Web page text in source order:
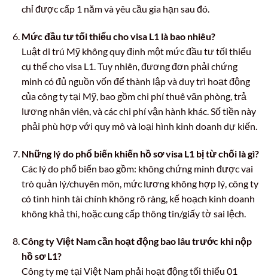
chỉ được cấp 1 năm và yêu cầu gia hạn sau đó.
Mức đầu tư tối thiểu cho visa L1 là bao nhiêu?
Luật di trú Mỹ không quy định một mức đầu tư tối thiểu
cụ thể cho visa L1. Tuy nhiên, đương đơn phải chứng
minh có đủ nguồn vốn để thành lập và duy trì hoạt động
của công ty tại Mỹ, bao gồm chi phí thuê văn phòng, trả
lương nhân viên, và các chi phí vận hành khác. Số tiền này
phải phù hợp với quy mô và loại hình kinh doanh dự kiến.
Những lý do phổ biến khiến hồ sơ visa L1 bị từ chối là gì?
Các lý do phổ biến bao gồm: không chứng minh được vai
trò quản lý/chuyên môn, mức lương không hợp lý, công ty
có tình hình tài chính không rõ ràng, kế hoạch kinh doanh
không khả thi, hoặc cung cấp thông tin/giấy tờ sai lệch.
Công ty Việt Nam cần hoạt động bao lâu trước khi nộp
hồ sơ L1?
Công ty mẹ tại Việt Nam phải hoạt động tối thiểu 01